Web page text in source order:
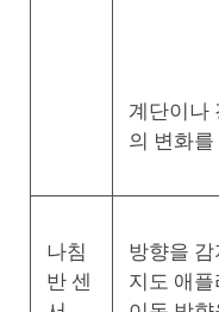
계단이나
의 변화
나침
반 센
방향을
지도 애